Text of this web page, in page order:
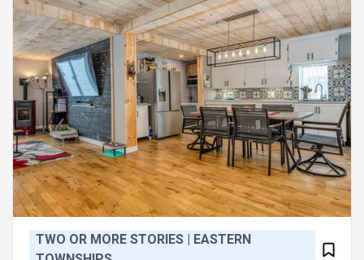
TWO OR MORE STORIES | EASTERN